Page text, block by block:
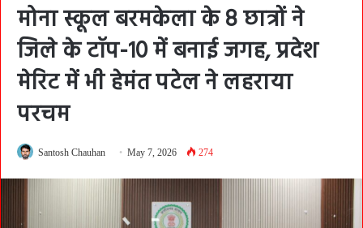
मोना स्कूल बरमकेला के 8 छात्रों ने
जिले के टॉप-10 में बनाई जगह, प्रदेश
मेरिट में भी हेमंत पटेल ने लहराया
परचम
Santosh Chauhan May 7, 2026 274